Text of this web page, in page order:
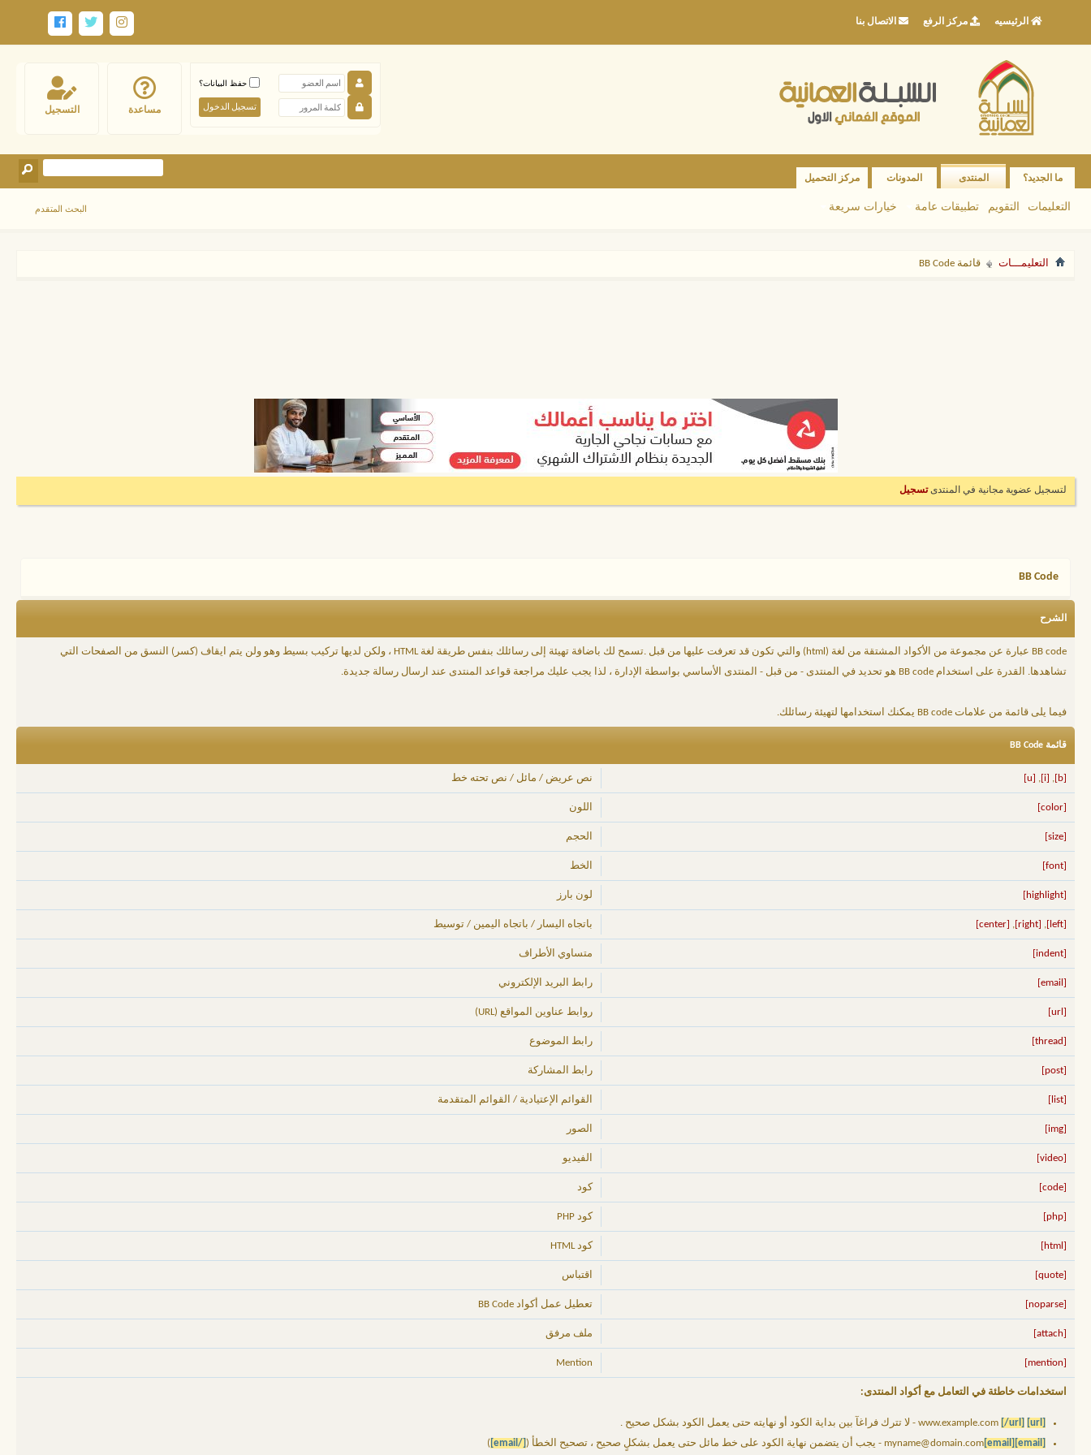
الرئيسيه مركز الرفع الاتصال بنا
التسجيل مساعدة
حفظ البيانات؟
ما الجديد؟ المنتدى
التعليمات التقويم تطبيقات عامة خيارات سريعة
المدونات مركز التحميل
البحث المتقدم
التعليمـــات قائمة BB Code
لتسجيل عضوية مجانية في المنتدىتسجيل
BB Code
الشرح
BB code عبارة عن مجموعة من الأكواد المشتقة من لغة (html) والتي تكون قد تعرفت عليها من قبل .تسمح لك باضافة تهيئة إلى رسائلك بنفس طريقة لغة HTML ، ولكن لديها تركيب بسيط وهو ولن يتم ايقاف (كسر) النسق من الصفحات التي
تشاهدها. القدرة على استخدام BB code هو تحديد في المنتدى - من قبل - المنتدى الأساسي بواسطة الإدارة ، لذا يجب عليك مراجعة قواعد المنتدى عند ارسال رسالة جديدة.
فيما يلى قائمة من علامات BB code يمكنك استخدامها لتهيئة رسائلك.
قائمة BB Code
نص عريض / مائل / نص تحته خط [b]
,
[i]
,
[u]
اللون [color]
الحجم [size]
الخط [font]
لون بارز [highlight]
باتجاه اليسار / باتجاه اليمين / توسيط [left]
,
[right]
,
[center]
متساوي الأطراف [indent]
رابط البريد الإلكتروني [email]
روابط عناوين المواقع (URL) [url]
رابط الموضوع [thread]
رابط المشاركة [post]
القوائم الإعتيادية / القوائم المتقدمة [list]
الصور [img]
الفيديو [video]
كود [code]
كود PHP [php]
كود HTML [html]
اقتباس [quote]
تعطيل عمل أكواد BB Code [noparse]
ملف مرفق [attach]
Mention [mention]
استخدامات خاطئة في التعامل مع أكواد المنتدى:
[url]
[/url]
- لا تترك فراغآ بين بداية الكود أو نهايته حتى يعمل الكود بشكل صحيح .
[email]
myname@domain.com[email] - يجب أن يتضمن نهاية الكود على خط مائل حتى يعمل بشكلٍ صحيح ، تصحيح الخطأ ([/email]
)